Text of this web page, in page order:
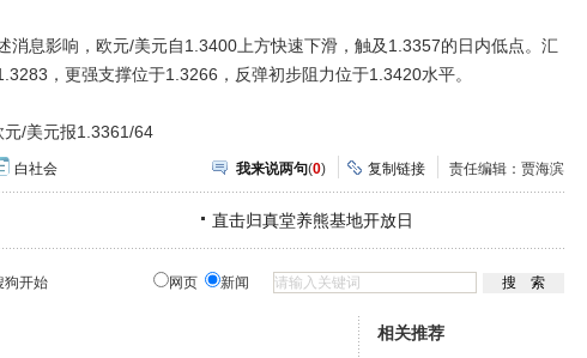
息影响，欧元/美元自1.3400上方快速下滑，触及1.3357的日内低点。汇
，更强支撑位于1.3266，反弹初步阻力位于1.3420水平。
/美元报1.3361/64
白社会 我来说两句(0) 复制链接 责任编辑：贾海滨
直击归真堂养熊基地开放日
狗开始 网页 新闻
相关推荐